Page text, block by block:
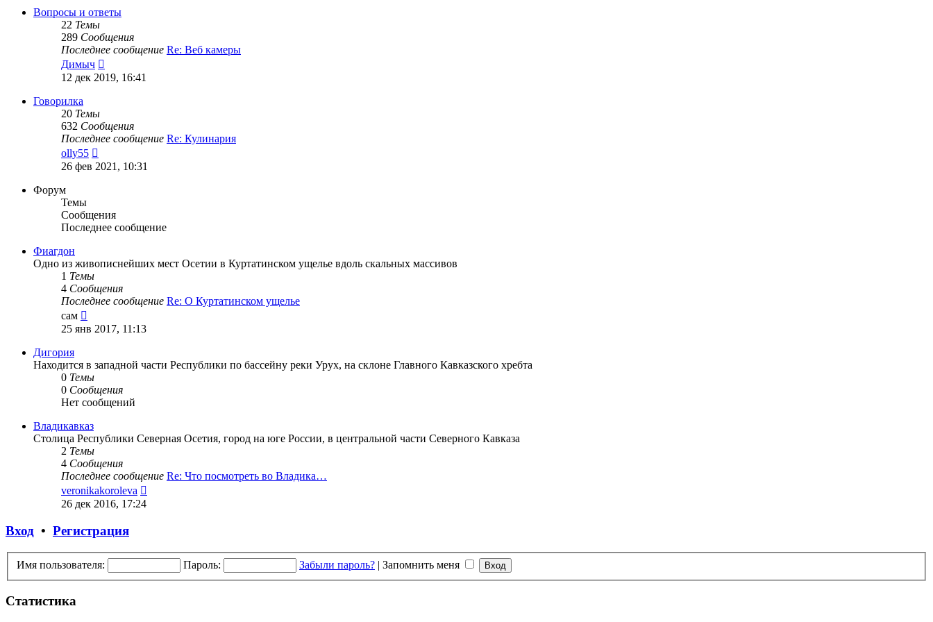
Вопросы и ответы
22 Темы
289 Сообщения
Последнее сообщение Re: Веб камеры
Димыч
к
12 дек 2019, 16:41
Говорилка
20 Темы
632 Сообщения
Последнее сообщение Re: Кулинария
olly55
к
26 фев 2021, 10:31
Форум
Темы
Сообщения
Последнее сообщение
Фиагдон
Одно из живописнейших мест Осетии в Куртатинском ущелье вдоль скальных массивов
1 Темы
4 Сообщения
Последнее сообщение Re: О Куртатинском ущелье
сам
к
25 янв 2017, 11:13
Дигория
Находится в западной части Республики по бассейну реки Урух, на склоне Главного Кавказского хребта
0 Темы
0 Сообщения
Нет сообщений
Владикавказ
Столица Республики Северная Осетия, город на юге России, в центральной части Северного Кавказа
2 Темы
4 Сообщения
Последнее сообщение Re: Что посмотреть во Владика…
veronikakoroleva
26 дек 2016, 17:24
Вход • Регистрация
Имя пользователя: Пароль: Забыли пароль? | Запомнить меня
Статистика